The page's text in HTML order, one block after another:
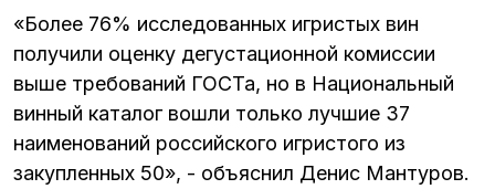
«Более 76% исследованных игристых вин
получили оценку дегустационной комиссии
выше требований ГОСТа, но в Национальный
винный каталог вошли только лучшие 37
наименований российского игристого из
закупленных 50», - объяснил Денис Мантуров.